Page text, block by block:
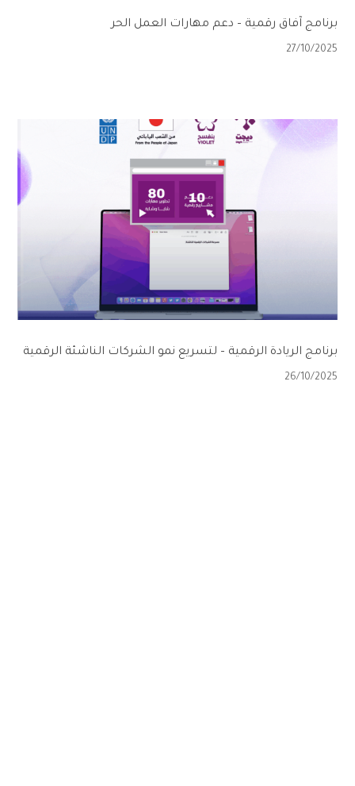
برنامج آفاق رقمية – دعم مهارات العمل الحر
27/10/2025
برنامج الريادة الرقمية – لتسريع نمو الشركات الناشئة الرقمية
26/10/2025